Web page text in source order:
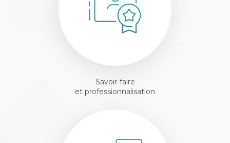
Savoir-faire
et professionnalisation